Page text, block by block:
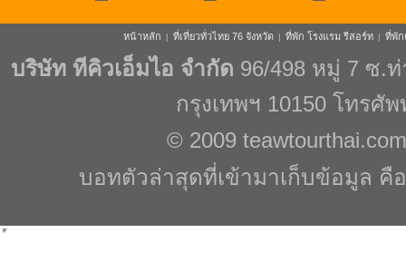
หน้าหลัก | ที่เที่ยวทั่วไทย 76 จังหวัด | ที่พัก โรงแรม รีสอร์ท | ที่พัก
บริษัท ทีคิวเอ็มไอ จำกัด 96/498 หมู่ 7 ซ.
กรุงเทพฯ 10150 โทรศั
© 2009 teawtourthai.com
บอทตัวล่าสุดที่เข้ามาเก็บข้อมูล คือ